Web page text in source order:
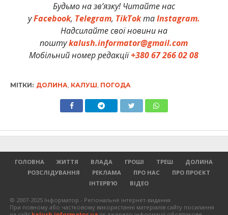
Будьмо на зв’язку! Читайте нас
уFacebook, Telegram, TikTokтаInstagram.
Надсилайте свої новини на
поштуkalush.informator@gmail.com
Мобільний номер редакції+380 67 266 02 08
МІТКИ: ДОЛИНА, КАЛУШ, ПОГОДА
ГОЛОВНА ЖИТТЯ ВЛАДА ГРОШІ ТРЕШ
ДОЛИНА
РОЗСЛІДУВАННЯ
РЕКЛАМА ПРО НАС
ПРО ПРОЄКТ
ІНТЕРВ’Ю
ВІДЕО
© 2007-2025 Інформатор - Регіональне інтернет-видання.
При повному або частковому використанні матеріалів сайту посилання